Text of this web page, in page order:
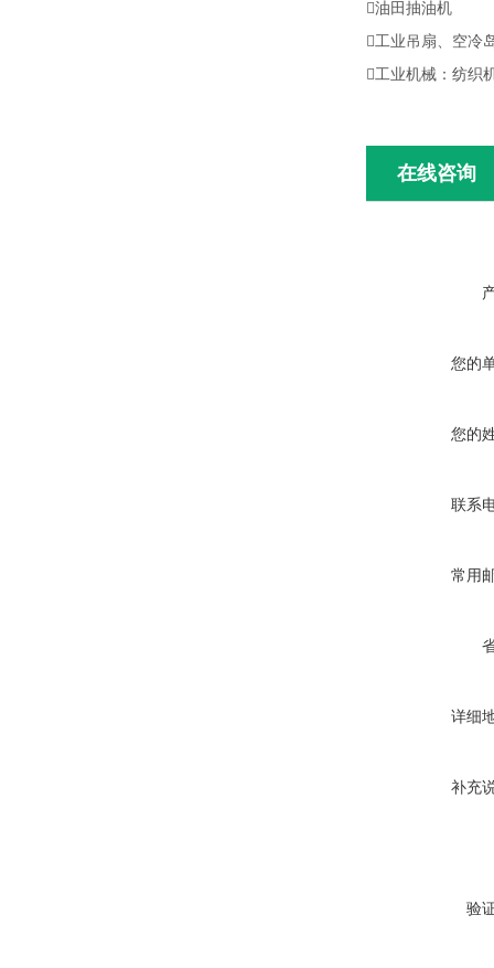
油田抽油机
工业吊扇、空冷
工业机械：纺织
在线咨询
您的
您的
联系
常用
详细
补充
验